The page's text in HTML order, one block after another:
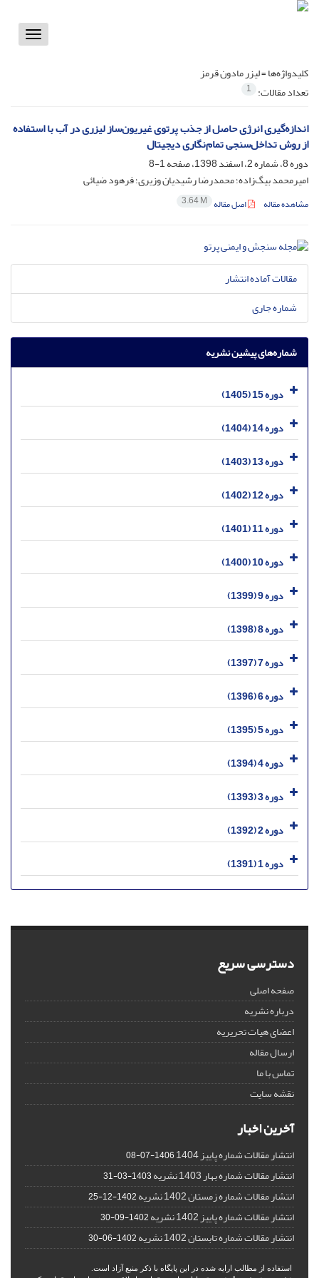
Toggle
کلیدواژه‌ها =لیزر مادون قرمز
تعداد مقالات: 1
اندازه‌‌گیری انرژی حاصل از جذب پرتوی غیریون‌ساز لیزری در آب با استفاده
از روش تداخل‌سنجی تمام‌نگاری دیجیتال
دوره 8، شماره 2، اسفند 1398، صفحه
1-8
امیرمحمد بیگ‌زاده؛ محمدرضا رشیدیان وزیری؛ فرهود ضیائی
مشاهده مقاله اصل مقاله 3.64 M
مقالات آماده انتشار
شماره جاری
شماره‌های پیشین نشریه
دوره 15 (1405)
دوره 14 (1404)
دوره 13 (1403)
دوره 12 (1402)
دوره 11 (1401)
دوره 10 (1400)
دوره 9 (1399)
دوره 8 (1398)
دوره 7 (1397)
دوره 6 (1396)
دوره 5 (1395)
دوره 4 (1394)
دوره 3 (1393)
دوره 2 (1392)
دوره 1 (1391)
دسترسی سریع
صفحه اصلی
درباره نشریه
اعضای هیات تحریریه
ارسال مقاله
تماس با ما
نقشه سایت
آخرین اخبار
انتشار مقالات شماره پاییز 1404 1406-07-08
انتشار مقالات شماره بهار 1403 نشریه 1403-03-31
انتشار مقالات شماره زمستان 1402 نشریه 1402-12-25
انتشار مقالات شماره پاییز 1402 نشریه 1402-09-30
انتشار مقالات شماره تابستان 1402 نشریه 1402-06-30
استفاده از مطالب ارایه شده در این پایگاه با ذکر منبع آزاد است.